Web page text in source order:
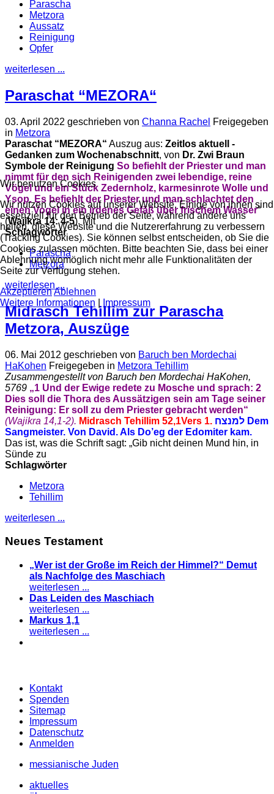
Parascha
Metzora
Aussatz
Reinigung
Opfer
weiterlesen ...
Paraschat “MEZORA“
03. April 2022 geschrieben von Channa Rachel Freigegeben
in Metzora
Paraschat “MEZORA“ Auszug aus: Zeitlos aktuell -
Gedanken zum Wochenabschnitt, von Dr. Zwi Braun
Symbole der Reinigung So befiehlt der Priester und man
nimmt für den sich Reinigenden zwei lebendige, reine
Vögel und ein Stück Zedernholz, karmesinrote Wolle und
Ysop. Es befiehlt der Priester und man schlachtet den
einen Vogel in ein irdenes Gefäß über frischemWasser“
(Wajikra 14: 4-5). Mit
Schlagwörter
Parascha
Metzora
weiterlesen ...
Midrasch Tehillim zur Parascha
Metzora, Auszüge
06. Mai 2012 geschrieben von Baruch ben Mordechai
HaKohen Freigegeben in Metzora Tehillim
Zusammengestellt von Baruch ben Mordechai HaKohen,
5769 „1 Und der Ewige redete zu Mosche und sprach: 2
Dies soll die Thora des Aussätzigen sein am Tage seiner
Reinigung: Er soll zu dem Priester gebracht werden“
(Wajikra 14,1-2). Midrasch Tehillim 52,1Vers 1. למנצח Dem
Sangmeister. Von David. Als Do’eg der Edomiter kam.
Das ist, was die Schrift sagt: „Gib nicht deinen Mund hin, in
Sünde zu
Schlagwörter
Metzora
Tehillim
weiterlesen ...
Neues Testament
„Wer ist der Große im Reich der Himmel?“ Demut
als Nachfolge des Maschiach
weiterlesen ...
Das Leiden des Maschiach
weiterlesen ...
Markus 1,1
weiterlesen ...
Kontakt
Spenden
Sitemap
Impressum
Datenschutz
Anmelden
messianische Juden
aktuelles
Wir benutzen Cookies
Wir nutzen Cookies auf unserer Website. Einige von ihnen sind
essenziell für den Betrieb der Seite, während andere uns
helfen, diese Website und die Nutzererfahrung zu verbessern
(Tracking Cookies). Sie können selbst entscheiden, ob Sie die
Cookies zulassen möchten. Bitte beachten Sie, dass bei einer
Ablehnung womöglich nicht mehr alle Funktionalitäten der
Seite zur Verfügung stehen.
AkzeptierenAblehnen
Weitere Informationen
Impressum